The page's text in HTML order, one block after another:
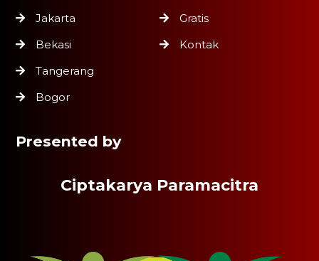
Jakarta
Bekasi
Tangerang
Bogor
Gratis
Kontak
Presented by
Ciptakarya Paramacitra